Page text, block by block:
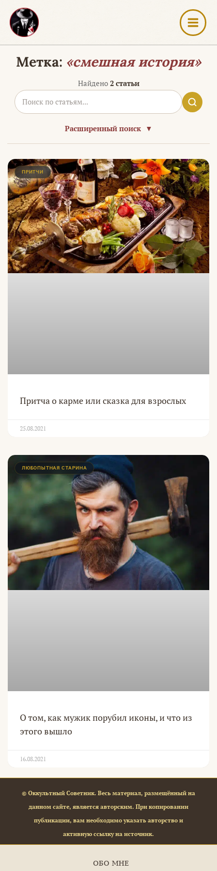
Перейти
содержимому
Метка: «смешная история»
Найдено 2 статьи
Расширенный поиск ▼
ПРИТЧИ
Притча о карме или сказка для взрослых
25.08.2021
ЛЮБОПЫТНАЯ СТАРИНА
О том, как мужик порубил иконы, и что из
этого вышло
16.08.2021
© Оккультный Советник. Весь материал, размещённый на
данном сайте, является авторским. При копировании
публикации, вам необходимо указать авторство и
активную ссылку на источник.
ОБО МНЕ